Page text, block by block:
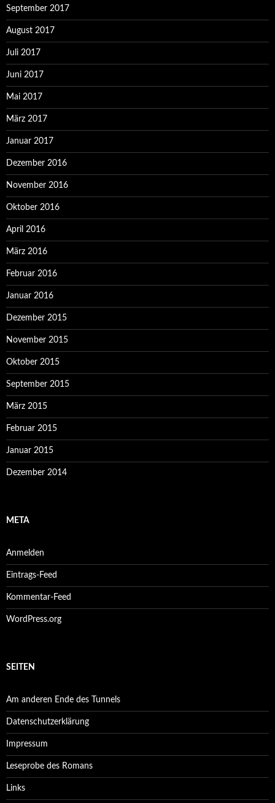
September 2017
August 2017
Juli 2017
Juni 2017
Mai 2017
März 2017
Januar 2017
Dezember 2016
November 2016
Oktober 2016
April 2016
März 2016
Februar 2016
Januar 2016
Dezember 2015
November 2015
Oktober 2015
September 2015
März 2015
Februar 2015
Januar 2015
Dezember 2014
META
Anmelden
Eintrags-Feed
Kommentar-Feed
WordPress.org
SEITEN
Am anderen Ende des Tunnels
Datenschutzerklärung
Impressum
Leseprobe des Romans
Links